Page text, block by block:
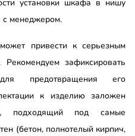
установки шкафа в нишу
с менеджером.
привести к серьезным
зафиксировать
предотвращения его
к изделию заложен
подходящий под самые
(бетон, полнотелый кирпич,